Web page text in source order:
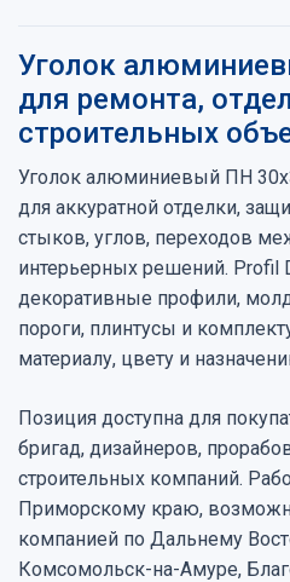
Уголок
для ремонта,
строительных
Уголок алюминиевый ПН
для аккуратной отделки,
стыков, углов, переходов
интерьерных решений. Profil
декоративные профили,
пороги, плинтусы и
материалу, цвету и
Позиция доступна для
бригад, дизайнеров,
строительных компаний.
Приморскому краю,
компанией по Дальнему
Комсомольск-на-Амуре,